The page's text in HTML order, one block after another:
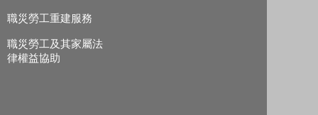
職災勞工重建服務
職災勞工及其家屬法
律權益協助